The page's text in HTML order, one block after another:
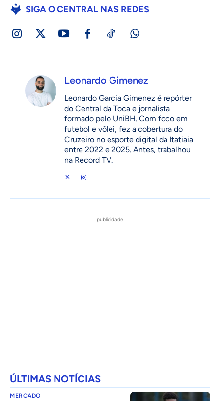
SIGA O CENTRAL NAS REDES
Leonardo Gimenez
Leonardo Garcia Gimenez é repórter
do Central da Toca e jornalista
formado pelo UniBH. Com foco em
futebol e vôlei, fez a cobertura do
Cruzeiro no esporte digital da Itatiaia
entre 2022 e 2025. Antes, trabalhou
na Record TV.
publicidade
ÚLTIMAS NOTÍCIAS
MERCADO